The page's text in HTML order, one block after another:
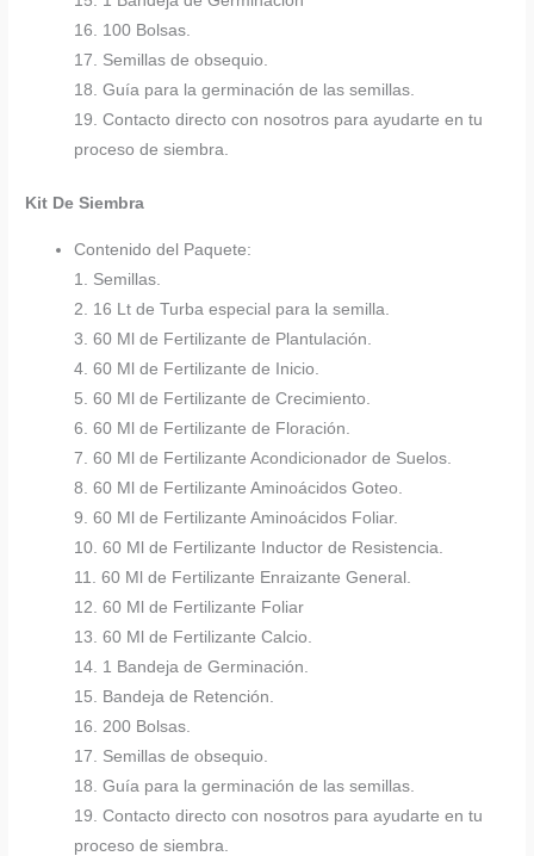
16. 100 Bolsas.
17. Semillas de obsequio.
18. Guía para la germinación de las semillas.
19. Contacto directo con nosotros para ayudarte en tu
proceso de siembra.
Kit De Siembra
Contenido del Paquete:
1. Semillas.
2. 16 Lt de Turba especial para la semilla.
3. 60 Ml de Fertilizante de Plantulación.
4. 60 Ml de Fertilizante de Inicio.
5. 60 Ml de Fertilizante de Crecimiento.
6. 60 Ml de Fertilizante de Floración.
7. 60 Ml de Fertilizante Acondicionador de Suelos.
8. 60 Ml de Fertilizante Aminoácidos Goteo.
9. 60 Ml de Fertilizante Aminoácidos Foliar.
10. 60 Ml de Fertilizante Inductor de Resistencia.
11. 60 Ml de Fertilizante Enraizante General.
12. 60 Ml de Fertilizante Foliar
13. 60 Ml de Fertilizante Calcio.
14. 1 Bandeja de Germinación.
15. Bandeja de Retención.
16. 200 Bolsas.
17. Semillas de obsequio.
18. Guía para la germinación de las semillas.
19. Contacto directo con nosotros para ayudarte en tu
proceso de siembra.